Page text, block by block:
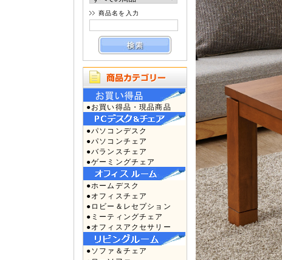
商品名を入力
●お買い得品・現品商品
●パソコンデスク
●パソコンチェア
●バランスチェア
●ゲーミングチェア
●ホームデスク
●オフィスチェア
●ロビー＆レセプション
●ミーティングチェア
●オフィスアクセサリー
●ソファ＆チェア